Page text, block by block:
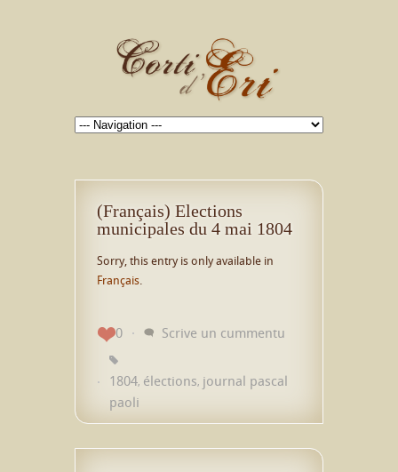
(Français) Elections
municipales du 4 mai 1804
Sorry, this entry is only available in
Français
0 Scrive un cummentu
1804, élections, journal pascal
paoli